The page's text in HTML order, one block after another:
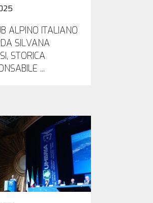
ALPINO ITALIANO
SILVANA
STORICA
...